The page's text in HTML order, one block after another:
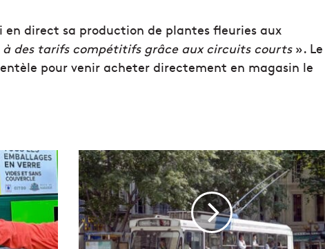
en direct sa production de plantes fleuries aux
à des tarifs compétitifs grâce aux circuits courts». Le
pour venir acheter directement en magasin le
L
e
s
C
I
Q
p